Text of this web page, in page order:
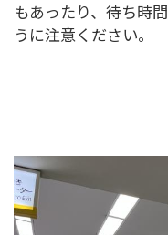
もあったり、待ち時
うに注意ください。